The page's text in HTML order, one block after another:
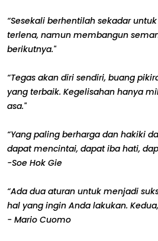
“Sesekali berhentilah sekadar
terlena, namun membangun
berikutnya."
“Tegas akan diri sendiri, buang
yang terbaik. Kegelisahan hanya
asa."
“Yang paling berharga dan hakiki
dapat mencintai, dapat iba hati,
-Soe Hok Gie
“Ada dua aturan untuk menjadi
hal yang ingin Anda lakukan.
- Mario Cuomo